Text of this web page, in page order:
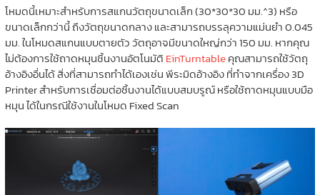
โหมดนี้เหมาะสำหรับการสแกนวัตถุขนาดเล็ก (30*30*30 มม.^3) หรือ
ขนาดเล็กกว่านี้ ถึงวัตถุขนาดกลาง และสามารถบรรลุความแม่นยำ 0.045
มม. ในโหมดสแกนแบบตายตัว วัตถุอาจมีขนาดใหญ่กว่า 150 มม. หากคุณ
ไม่ต้องการใช้ถาดหมุนชิ้นงานอัตโนมัติ EinTurntableคุณสามารถใช้วัตถุ
อ้างอิงอื่นได้ สิ่งที่สามารถทำได้เองเช่น พีระมิดอ้างอิง ที่ทำจากเครื่อง 3D
Printer สำหรับการเชื่อมต่อชิ้นงานได้แบบสมบรูณ์ หรือใช้ถาดหมุนแบบมือ
หมุน ได้ในกรณีใช้งานในโหมด Fixed Scan